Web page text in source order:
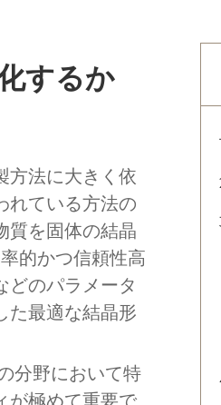
するか
方法に大きく依
れている方法の
質を固体の結晶
的かつ信頼性高
どのパラメータ
た最適な結晶形
分野において特
が極めて重要で